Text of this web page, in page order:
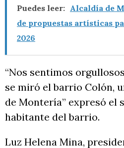
Puedes leer: Alcaldía de
de propuestas artísticas
2026
“Nos sentimos
se miró el barrio Colón,
de Montería” expresó el
habitante del barrio.
Luz Helena Mina,